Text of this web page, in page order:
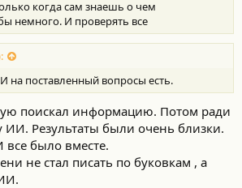
когда сам знаешь о чем
немного. И проверять все
на поставленный вопросы есть.
поискал информацию. Потом ради
ИИ. Результаты были очень близки.
все было вместе.
не стал писать по буковкам , а